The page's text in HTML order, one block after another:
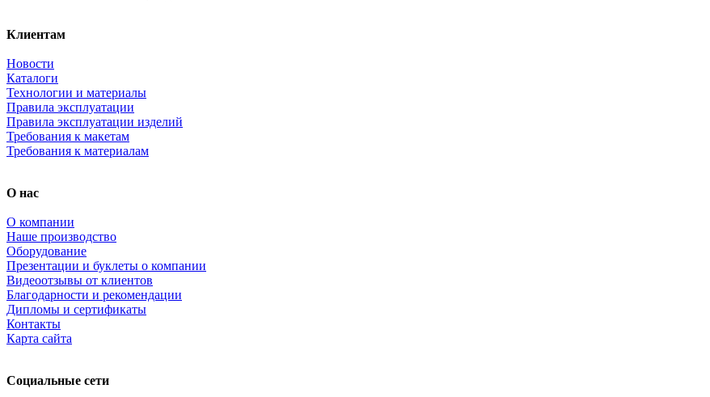
Клиентам
Новости
Каталоги
Технологии и материалы
Правила эксплуатации
Правила эксплуатации изделий
Требования к макетам
Требования к материалам
О нас
О компании
Наше производство
Оборудование
Презентации и буклеты о компании
Видеоотзывы от клиентов
Благодарности и рекомендации
Дипломы и сертификаты
Контакты
Карта сайта
Социальные сети